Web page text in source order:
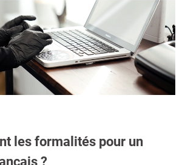
les formalités pour un
?